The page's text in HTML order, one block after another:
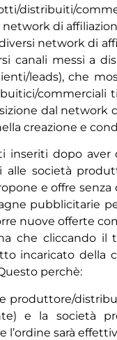
distribuiti/
di
network di
messi a
leads), che
commerciali
dal network
creazione e
dopo
alle società
e offre senza
pubblicitarie
nuove offerte
che cliccando
incaricato della
perchè:
produttore/
e la società
l’ordine sarà